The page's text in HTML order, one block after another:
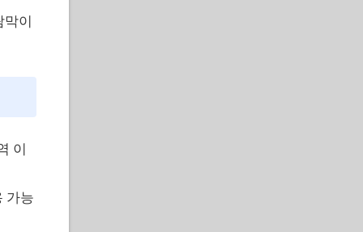
이
이
가능